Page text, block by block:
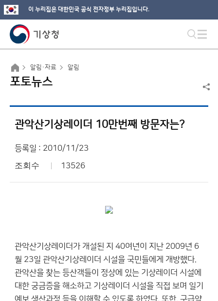
이 누리집은 대한민국 공식 전자정부 누리집입니다.
알림·자료 알림
포토뉴스
관악산기상레이더 10만번째 방문자는?
등록일 : 2010/11/23
조회수 13526
관악산기상레이더가 개설된 지 40여년이 지난 2009년 6
월 23일 관악산기상레이더 시설을 국민들에게 개방했다.
관악산을 찾는 등산객들이 정상에 있는 기상레이더 시설에
대한 궁금증을 해소하고 기상레이더 시설을 직접 보며 일기
예보 생산과정 등을 이해할 수 있도록 하였다. 또한, 구급약